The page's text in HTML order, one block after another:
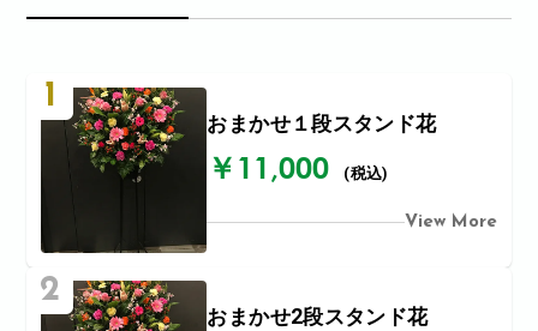
1
おまかせ１段スタンド花
￥11,000 (税込)
View More
2
おまかせ2段スタンド花